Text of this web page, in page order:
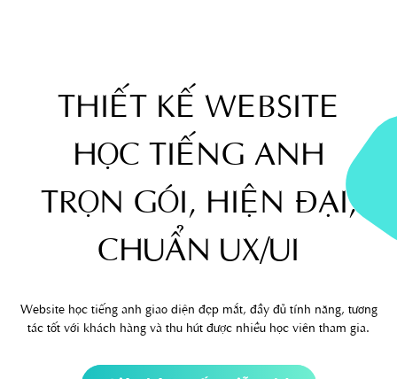
THIẾT KẾ WEBSITE
HỌC TIẾNG ANH
TRỌN GÓI, HIỆN ĐẠI,
CHUẨN UX/UI
Website học tiếng anh giao diện đẹp mắt, đầy đủ tính năng, tương
tác tốt với khách hàng và thu hút được nhiều học viên tham gia.